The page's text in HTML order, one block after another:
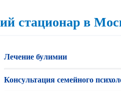
стационар в
Лечение булимии
Консультация семейного